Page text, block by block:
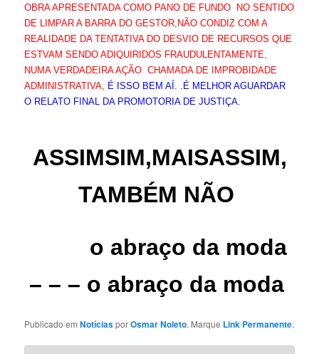
OBRA APRESENTADA COMO PANO DE FUNDO NO SENTIDO
DE LIMPAR A BARRA DO GESTOR,NÃO CONDIZ COM A
REALIDADE DA TENTATIVA DO DESVIO DE RECURSOS QUE
ESTVAM SENDO ADIQUIRIDOS FRAUDULENTAMENTE,
NUMA VERDADEIRA AÇÃO CHAMADA DE IMPROBIDADE
ADMINISTRATIVA, É ISSO BEM AÍ. .É MELHOR AGUARDAR
O RELATO FINAL DA PROMOTORIA DE JUSTIÇA.
ASSIMSIM,MAISASSIM,
TAMBÉM NÃO
o abraço da moda
– – – o abraço da moda
Publicado emNotíciasporOsmar Noleto. Marque Link Permanente.